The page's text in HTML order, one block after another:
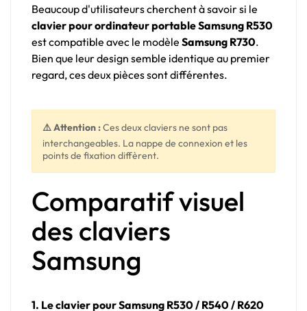
Beaucoup d'utilisateurs cherchent à savoir si le
clavier pour ordinateur portable Samsung R530
est compatible avec le modèle Samsung R730.
Bien que leur design semble identique au premier
regard, ces deux pièces sont différentes.
⚠️ Attention :Ces deux claviers ne sont pas
interchangeables. La nappe de connexion et les
points de fixation diffèrent.
Comparatif visuel
des claviers
Samsung
1. Le clavier pour Samsung R530 / R540 / R620